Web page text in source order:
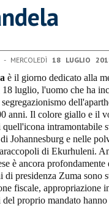
MERCOLEDÌ 18 LUGLIO
è il giorno dedicato alla
18 luglio, l'uomo che ha
segregazionismo
anni. Il colore giallo e il
quell'icona intramontabile
Johannesburg e nelle
di Ekurhuleni.
è ancora
presidenza Zuma sono
fiscale, appropriazione
proprio mandato hanno